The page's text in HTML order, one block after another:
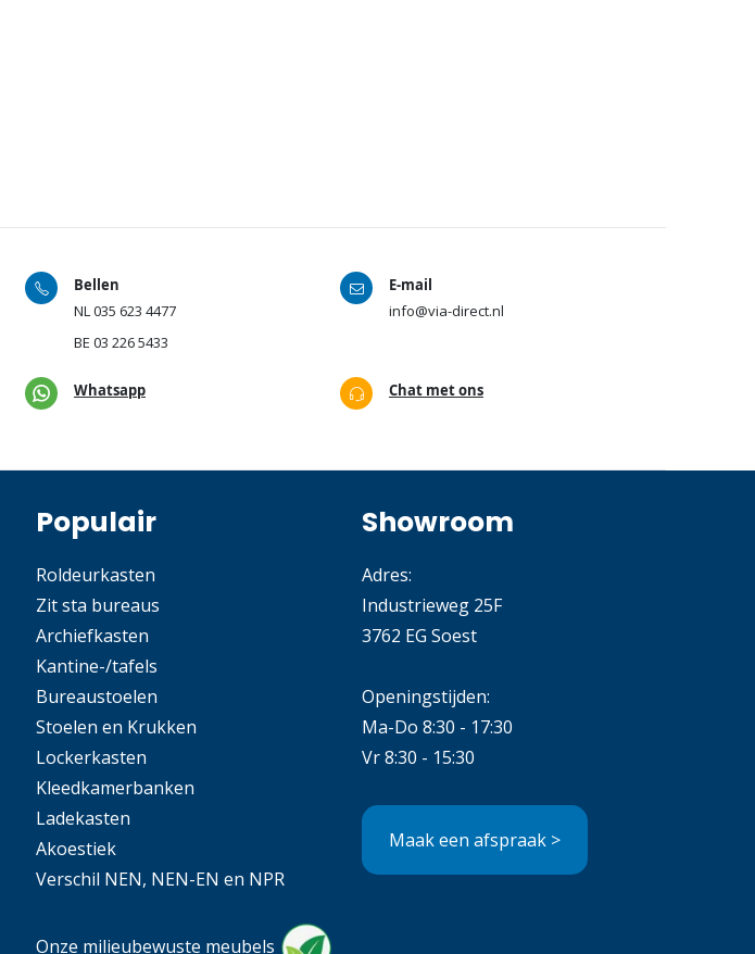
Bellen
NL035 623 4477
BE 03 226 5433
E-mail
info@via-direct.nl
Whatsapp Chat met ons
Populair
Roldeurkasten
Zit sta bureaus
Archiefkasten
Kantine-/tafels
Bureaustoelen
Stoelen en Krukken
Lockerkasten
Kleedkamerbanken
Ladekasten
Akoestiek
Verschil NEN, NEN-EN en NPR
Onze milieubewuste meubels
Showroom
Adres:
Industrieweg 25F
3762 EG Soest
Openingstijden:
Ma-Do 8:30 - 17:30
Vr 8:30 - 15:30
Maak een afspraak >